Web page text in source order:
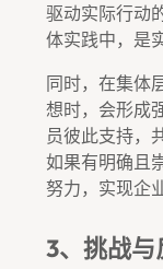
驱动实际行动
体实践中，是
同时，在集体
想时，会形成
员彼此支持，
如果有明确且
努力，实现企
3、挑战与